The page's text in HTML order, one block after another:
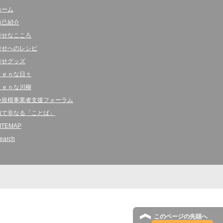
ーム
己紹介
せなこころ
せへのレシピ
せグッズ
ｅｎな日々
ｅｎな川柳
規模事業者支援フォーラム
て非なる「ことば」
このページの先頭へ